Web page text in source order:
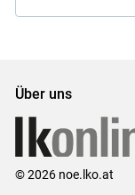
Über uns
© 2026 noe.lko.at